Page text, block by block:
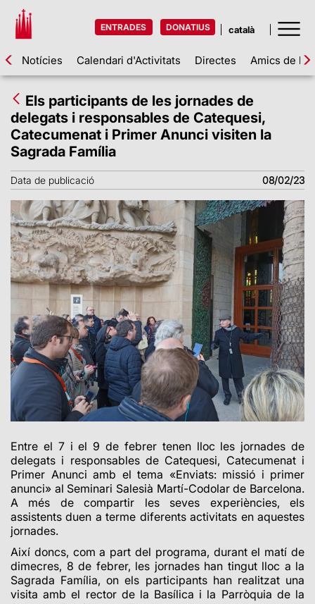
ENTRADES DONATIUS
Notícies Calendari d'Activitats Directes Amics de la
Els participants de les jornades de
delegats i responsables de Catequesi,
Catecumenat i Primer Anunci visiten la
Sagrada Família
Data de publicació 08/02/23
Entre el 7 i el 9 de febrer tenen lloc les jornades de
delegats i responsables de Catequesi, Catecumenat i
Primer Anunci amb el tema «Enviats: missió i primer
anunci» al Seminari Salesià Martí-Codolar de Barcelona.
A més de compartir les seves experiències, els
assistents duen a terme diferents activitats en aquestes
jornades.
Així doncs, com a part del programa, durant el matí de
dimecres, 8 de febrer, les jornades han tingut lloc a la
Sagrada Família, on els participants han realitzat una
visita amb el rector de la Basílica i la Parròquia de la